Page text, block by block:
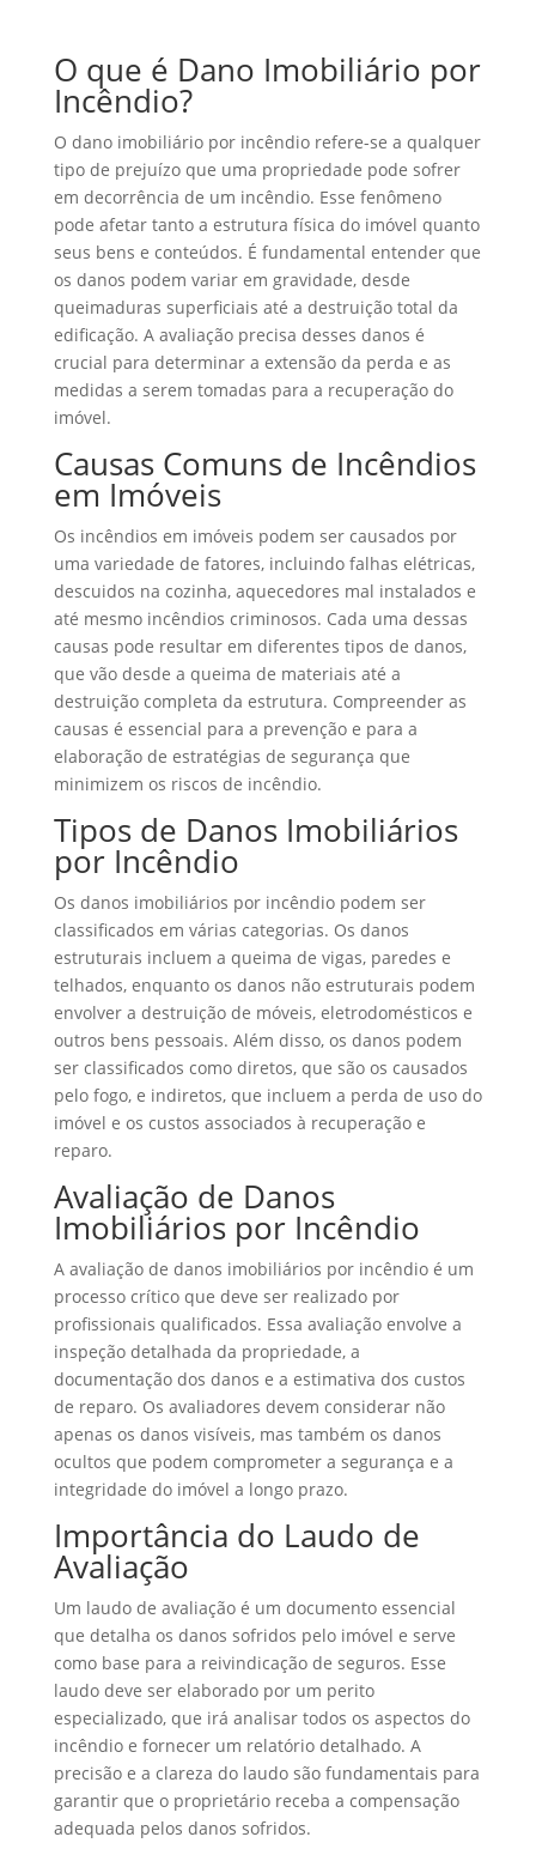
O que é Dano Imobiliário por
Incêndio?
O dano imobiliário por incêndio refere-se a qualquer
tipo de prejuízo que uma propriedade pode sofrer
em decorrência de um incêndio. Esse fenômeno
pode afetar tanto a estrutura física do imóvel quanto
seus bens e conteúdos. É fundamental entender que
os danos podem variar em gravidade, desde
queimaduras superficiais até a destruição total da
edificação. A avaliação precisa desses danos é
crucial para determinar a extensão da perda e as
medidas a serem tomadas para a recuperação do
imóvel.
Causas Comuns de Incêndios
em Imóveis
Os incêndios em imóveis podem ser causados por
uma variedade de fatores, incluindo falhas elétricas,
descuidos na cozinha, aquecedores mal instalados e
até mesmo incêndios criminosos. Cada uma dessas
causas pode resultar em diferentes tipos de danos,
que vão desde a queima de materiais até a
destruição completa da estrutura. Compreender as
causas é essencial para a prevenção e para a
elaboração de estratégias de segurança que
minimizem os riscos de incêndio.
Tipos de Danos Imobiliários
por Incêndio
Os danos imobiliários por incêndio podem ser
classificados em várias categorias. Os danos
estruturais incluem a queima de vigas, paredes e
telhados, enquanto os danos não estruturais podem
envolver a destruição de móveis, eletrodomésticos e
outros bens pessoais. Além disso, os danos podem
ser classificados como diretos, que são os causados
pelo fogo, e indiretos, que incluem a perda de uso do
imóvel e os custos associados à recuperação e
reparo.
Avaliação de Danos
Imobiliários por Incêndio
A avaliação de danos imobiliários por incêndio é um
processo crítico que deve ser realizado por
profissionais qualificados. Essa avaliação envolve a
inspeção detalhada da propriedade, a
documentação dos danos e a estimativa dos custos
de reparo. Os avaliadores devem considerar não
apenas os danos visíveis, mas também os danos
ocultos que podem comprometer a segurança e a
integridade do imóvel a longo prazo.
Importância do Laudo de
Avaliação
Um laudo de avaliação é um documento essencial
que detalha os danos sofridos pelo imóvel e serve
como base para a reivindicação de seguros. Esse
laudo deve ser elaborado por um perito
especializado, que irá analisar todos os aspectos do
incêndio e fornecer um relatório detalhado. A
precisão e a clareza do laudo são fundamentais para
garantir que o proprietário receba a compensação
adequada pelos danos sofridos.